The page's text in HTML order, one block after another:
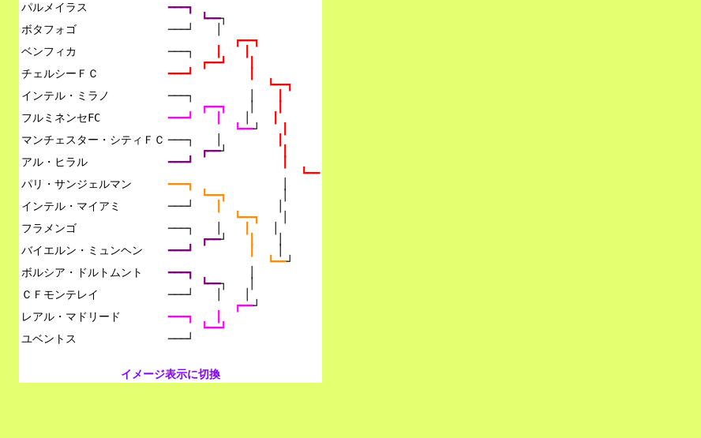
パルメイラス
ボタフォゴ
ベンフィカ
チェルシーＦＣ
インテル・ミラノ
フルミネンセFC
マンチェスター・シティＦＣ
アル・ヒラル
パリ・サンジェルマン
インテル・マイアミ
フラメンゴ
バイエルン・ミュンヘン
ボルシア・ドルトムント
ＣＦモンテレイ
レアル・マドリード
━━━┓
┗━━┐
───┘　　│
┏━━┓
───┐
┃　　┃
┏━━┛　　┃
━━━┛　　　　　┃
┗━━┓
───┐　　　　　│
┏━━┓
│
┃
━━━┛　　┃
│
┗━━┘
───┐　　│
┏━━┘
━━━┛
┃
┗━━
━━━┓
┗━━┓
│
───┘
┃
┗━━┓
───┐　　│
┃
┏━━┘ ┃
━━━┛
┃
│
┗━━┘
━━━┓
┗━━┐　　│
───┘　　│　　│
┏━━┘
━━━┓　　┃
┗━━┛
───┘
イメージ表示に切換